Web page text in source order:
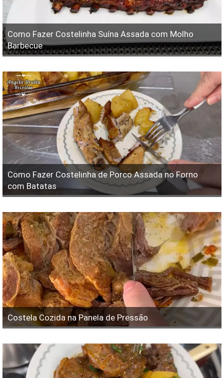
Como Fazer Costelinha Suína Assada com Molho
Barbecue
Como Fazer Costelinha de Porco Assada no Forno
com Batatas
Costela Cozida na Panela de Pressão